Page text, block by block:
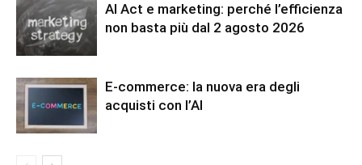
AI Act e marketing: perché l’efficienza
non basta più dal 2 agosto 2026
E-commerce: la nuova era degli
acquisti con l’AI